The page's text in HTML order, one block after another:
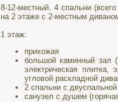
8-12-местный. 4 спальни
на 2 этаже с 2-местным
1 этаж:
прихожая
большой каминный зал
электрическая
угловой раскладной
2 спальни с
санузел с душем